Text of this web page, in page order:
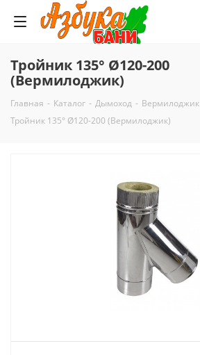
Тройник 135° Ø120-200
(Вермилоджик)
Главная - Каталог - Дымоход - Вермилоджик
Тройник 135° Ø120-200 (Вермилоджик)